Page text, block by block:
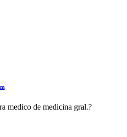
medico de medicina gral.?